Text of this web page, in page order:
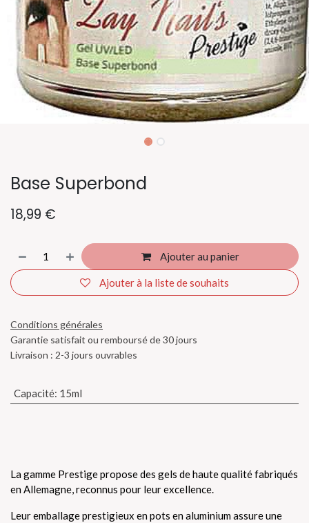
Base Superbond
18,99 €
Ajouter au panier
Ajouter à la liste de souhaits
Conditions générales
Garantie satisfait ou remboursé de 30 jours
Livraison : 2-3 jours ouvrables
Capacité: 15ml
La gamme Prestige propose des gels de haute qualité fabriqués
en Allemagne, reconnus pour leur excellence.
Leur emballage prestigieux en pots en aluminium assure une